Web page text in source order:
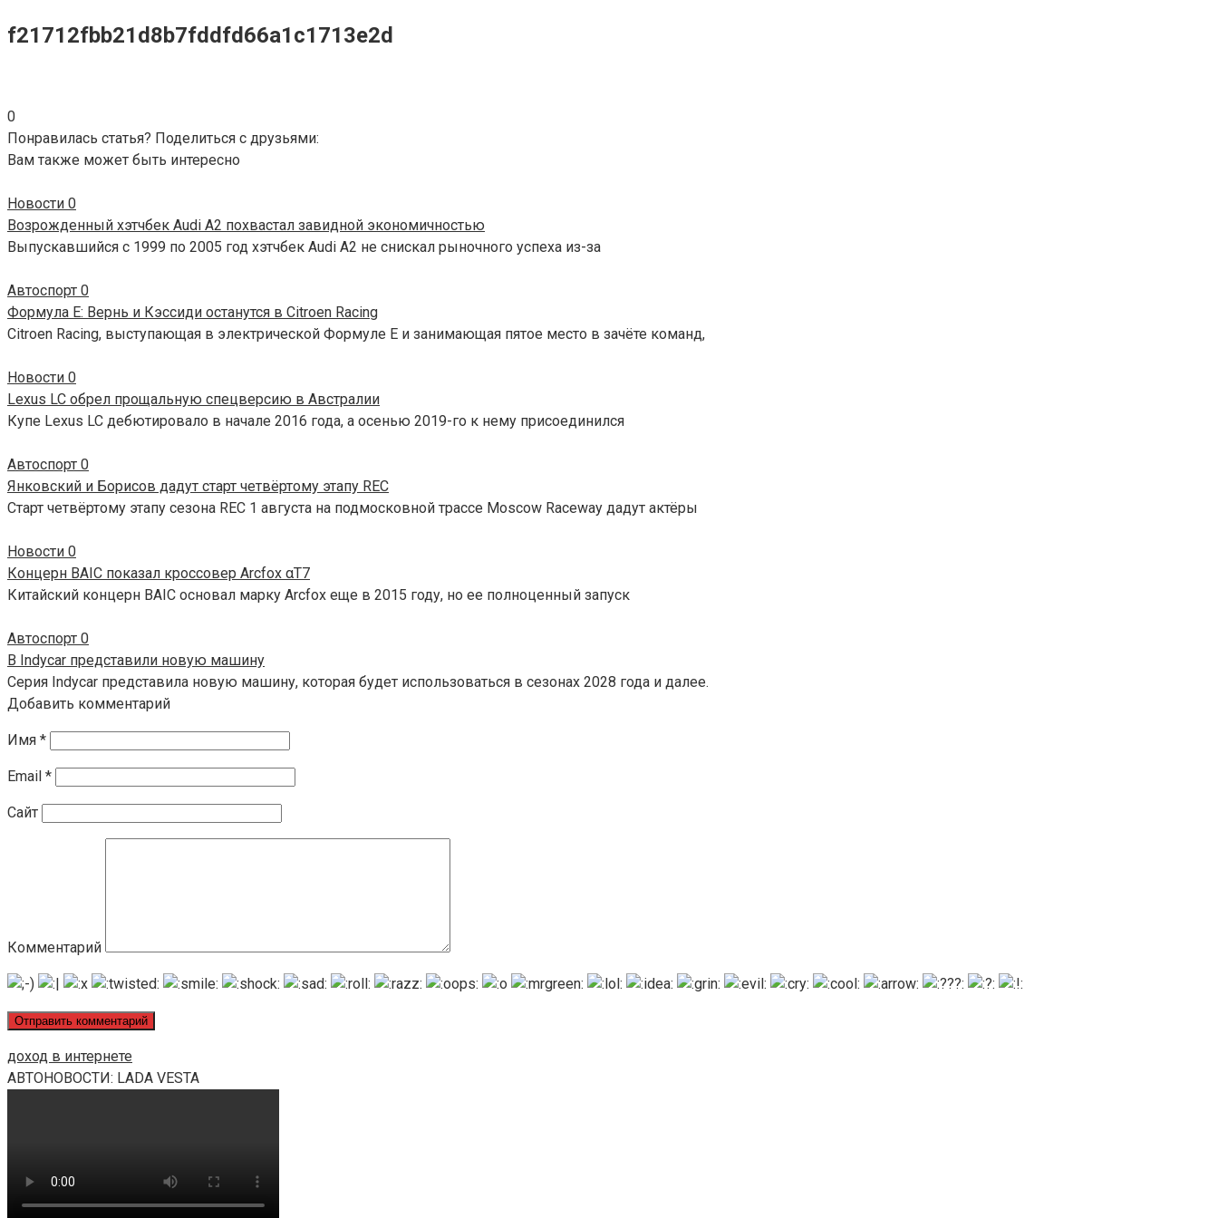
f21712fbb21d8b7fddfd66a1c1713e2d
0
Понравилась статья? Поделиться с друзьями:
Вам также может быть интересно
Новости 0
Возрожденный хэтчбек Audi A2 похвастал завидной экономичностью
Выпускавшийся с 1999 по 2005 год хэтчбек Audi A2 не снискал рыночного успеха из-за
Автоспорт 0
Формула Е: Вернь и Кэссиди останутся в Citroen Racing
Citroen Racing, выступающая в электрической Формуле Е и занимающая пятое место в зачёте команд,
Новости 0
Lexus LC обрел прощальную спецверсию в Австралии
Купе Lexus LC дебютировало в начале 2016 года, а осенью 2019-го к нему присоединился
Автоспорт 0
Янковский и Борисов дадут старт четвёртому этапу REC
Старт четвёртому этапу сезона REC 1 августа на подмосковной трассе Moscow Raceway дадут актёры
Новости 0
Концерн BAIC показал кроссовер Arcfox αT7
Китайский концерн BAIC основал марку Arcfox еще в 2015 году, но ее полноценный запуск
Автоспорт 0
В Indycar представили новую машину
Серия Indycar представила новую машину, которая будет использоваться в сезонах 2028 года и далее.
Добавить комментарий
Имя *
Email *
Сайт
Комментарий
доход в интернете
АВТОНОВОСТИ: LADA VESTA